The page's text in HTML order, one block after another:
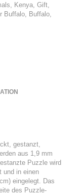
, Kenya, Gift,
Buffalo, Buffalo,
gestanzt,
aus 1,9 mm
Puzzle wird
und in einen
eingelegt. Das
des Puzzle-